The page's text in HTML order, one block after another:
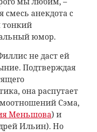
смесь анекдота с
тонкий
юмор.
не даст ей
Подтверждая
она распутает
Сэма,
Меньшова) и
Ильин). Но